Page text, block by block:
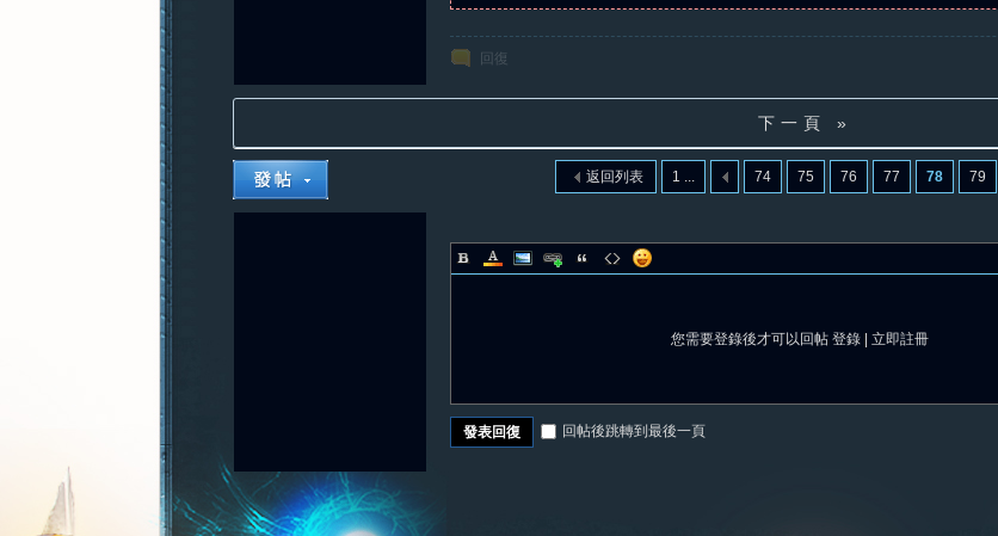
回復
下一頁 »
1 ... 74 75 76 77 78 79
返回列表
您需要登錄後才可以回帖 登錄 立即註冊
發表回復 回帖後跳轉到最後一頁